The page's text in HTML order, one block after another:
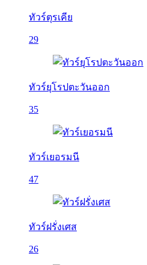
ทัวร์ตุรเคีย
29
ทัวร์ยุโรปตะวันออก
35
ทัวร์เยอรมนี
47
ทัวร์ฝรั่งเศส
26